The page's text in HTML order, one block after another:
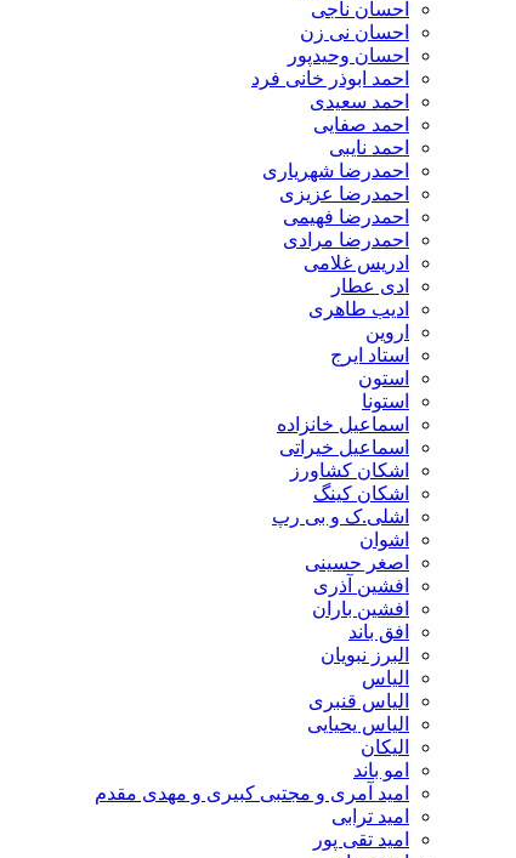
احسان ناجی
احسان نی زن
احسان وحیدپور
احمد ابوذر خانی فرد
احمد سعیدی
احمد صفایی
احمد نایبی
احمدرضا شهریاری
احمدرضا عزیزی
احمدرضا فهیمی
احمدرضا مرادی
ادریس غلامی
ادی عطار
ادیب طاهری
اروین
استاد ایرج
استون
استونا
اسماعیل خانزاده
اسماعیل خیراتی
اشکان کشاورز
اشکان کینگ
اشلی.ک و بی رپ
اشوان
اصغر حسینی
افشین آذری
افشین باران
افق باند
البرز نبویان
الیاس
الیاس قنبرى
الیاس یحیایی
الیکان
امو باند
امید آمری و مجتبی کبیری و مهدى مقدم
امید ترابی
امید تقی پور